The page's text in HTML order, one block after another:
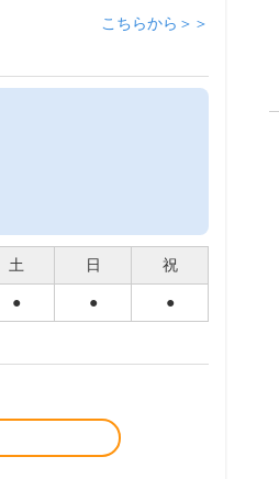
こちらから＞＞
土 日 祝
● ● ●